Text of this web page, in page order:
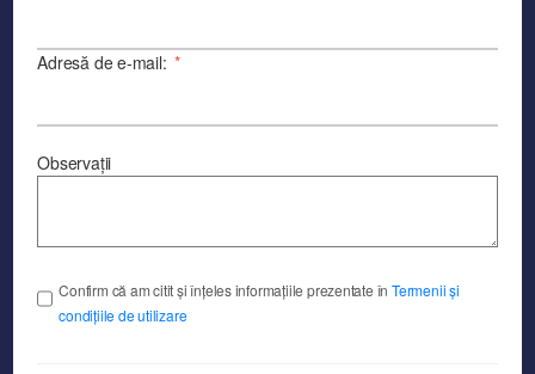
Adresă de e-mail: *
Observații
Confirm că am citit și înțeles informațiile prezentate înTermenii și
condițiile de utilizare